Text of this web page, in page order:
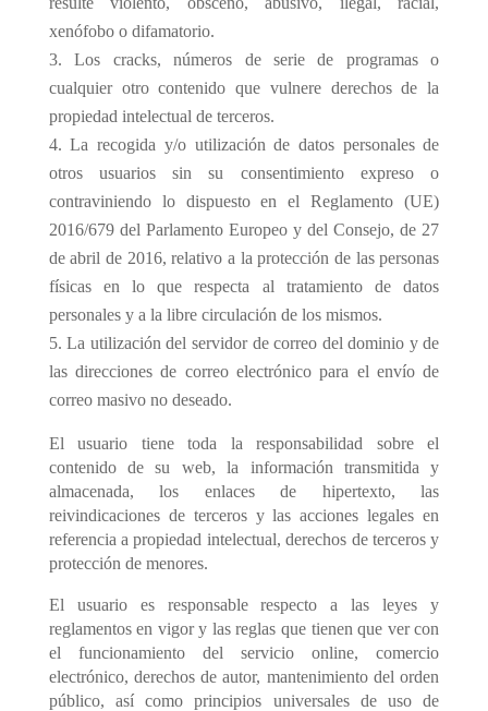
xenófobo o difamatorio.
Los cracks, números de serie de programas o
cualquier otro contenido que vulnere derechos de la
propiedad intelectual de terceros.
La recogida y/o utilización de datos personales de
otros usuarios sin su consentimiento expreso o
contraviniendo lo dispuesto en el Reglamento (UE)
2016/679 del Parlamento Europeo y del Consejo, de 27
de abril de 2016, relativo a la protección de las personas
físicas en lo que respecta al tratamiento de datos
personales y a la libre circulación de los mismos.
La utilización del servidor de correo del dominio y de
las direcciones de correo electrónico para el envío de
correo masivo no deseado.
El usuario tiene toda la responsabilidad sobre el
contenido de su web, la información transmitida y
almacenada, los enlaces de hipertexto, las
reivindicaciones de terceros y las acciones legales en
referencia a propiedad intelectual, derechos de terceros y
protección de menores.
El usuario es responsable respecto a las leyes y
reglamentos en vigor y las reglas que tienen que ver con
el funcionamiento del servicio online, comercio
electrónico, derechos de autor, mantenimiento del orden
público, así como principios universales de uso de